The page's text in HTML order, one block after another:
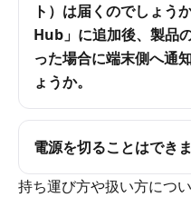
ト）は届くのでしょう
Hub」に追加後、製品
った場合に端末側へ通
ょうか。
電源を切ることはでき
持ち運び方や扱い方につ